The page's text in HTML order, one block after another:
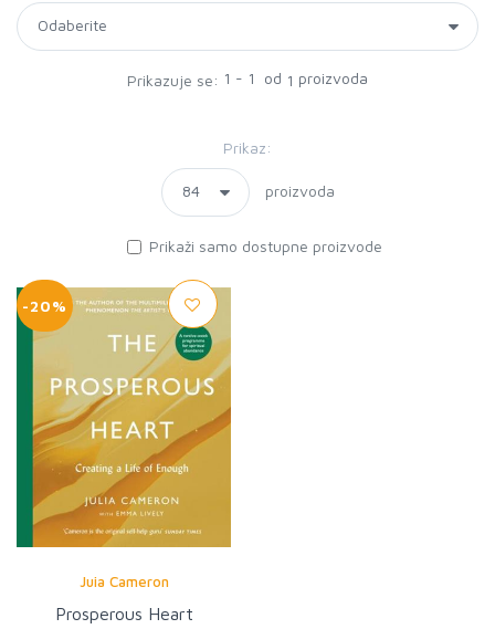
Prikazuje se: 1 - 1 od 1 proizvoda
Prikaz:
proizvoda
Prikaži samo dostupne proizvode
-20%
Juia Cameron
Prosperous Heart